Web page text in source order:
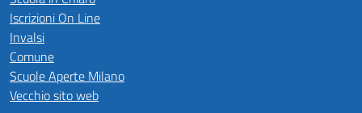
Iscrizioni On Line
Invalsi
Comune
Scuole Aperte Milano
Vecchio sito web